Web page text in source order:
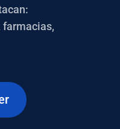
farmacias,